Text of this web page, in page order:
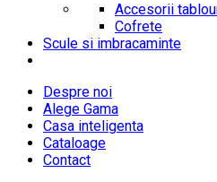
Accesorii
Cofrete
Scule si imbracaminte
Despre noi
Alege Gama
Casa inteligenta
Cataloage
Contact